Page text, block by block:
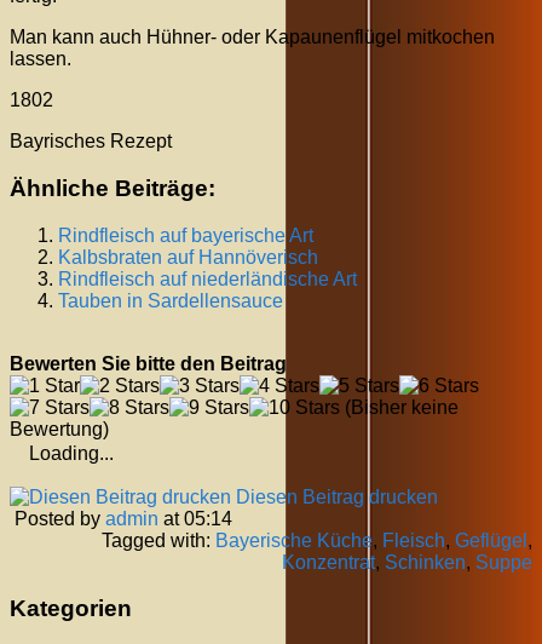
Man kann auch Hühner- oder Kapaunenflügel mitkochen
lassen.
1802
Bayrisches Rezept
Ähnliche Beiträge:
Rindfleisch auf bayerische Art
Kalbsbraten auf Hannöverisch
Rindfleisch auf niederländische Art
Tauben in Sardellensauce
Bewerten Sie bitte den Beitrag
(Bisher keine
Bewertung)
Loading...
Diesen Beitrag drucken
Posted by admin at 05:14
Tagged with: Bayerische Küche, Fleisch, Geflügel ,
Konzentrat, Schinken, Suppe
Kategorien